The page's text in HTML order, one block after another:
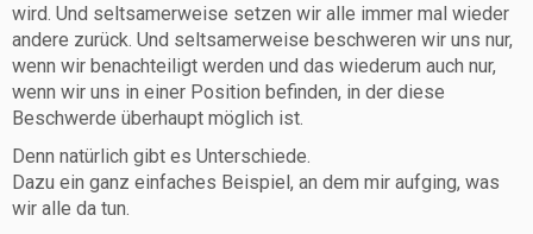
wird. Und seltsamerweise setzen wir alle immer mal wieder
andere zurück. Und seltsamerweise beschweren wir uns nur,
wenn wir benachteiligt werden und das wiederum auch nur,
wenn wir uns in einer Position befinden, in der diese
Beschwerde überhaupt möglich ist.
Denn natürlich gibt es Unterschiede.
Dazu ein ganz einfaches Beispiel, an dem mir aufging, was
wir alle da tun.